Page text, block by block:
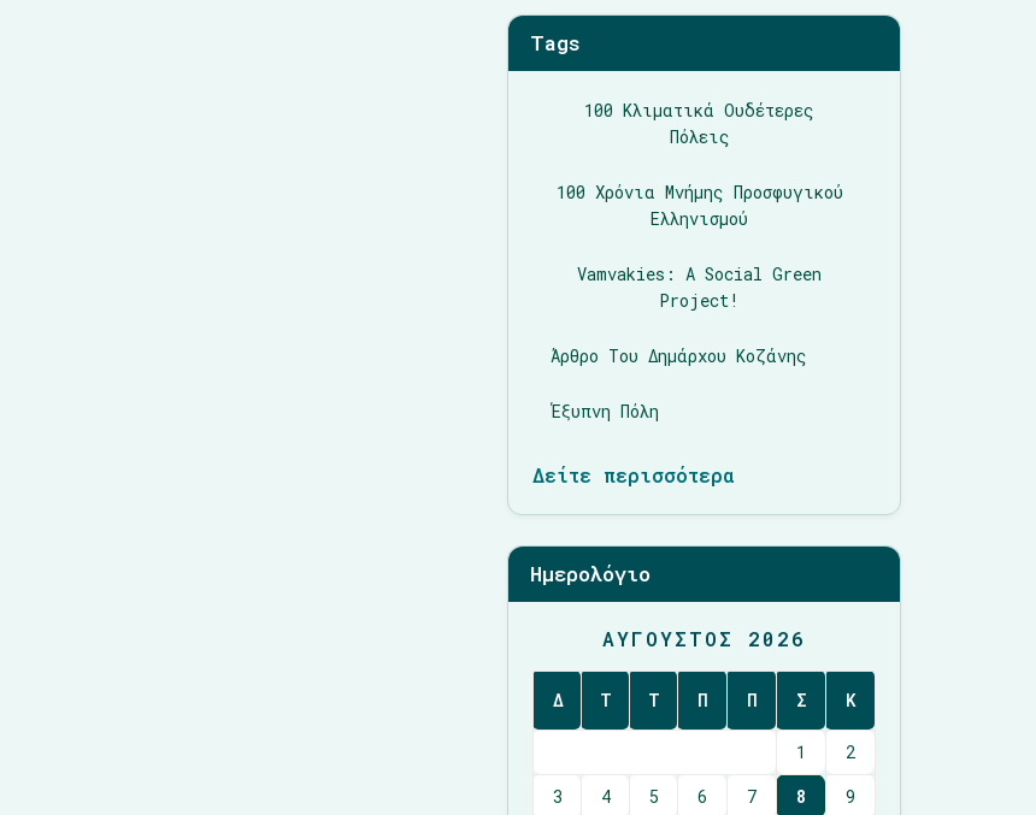
Tags
100 Κλιματικά Ουδέτερες
Πόλεις
100 Χρόνια Μνήμης Προσφυγικού
Ελληνισμού
Vamvakies: A Social Green
Project!
Άρθρο Του Δημάρχου Κοζάνης
Έξυπνη Πόλη
Δείτε περισσότερα
Ημερολόγιο
ΑΎΓΟΥΣΤΟΣ 2026
Δ Τ Τ Π Π Σ Κ
1
2
3
4 5 6 7 8
9